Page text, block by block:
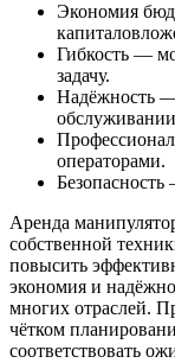
Экономия
Гибкость —
задачу.
Надёжность —
операторами.
Безопасность
Аренда
собственной
повысить
экономия и
многих отраслей.
чётком
соответствовать